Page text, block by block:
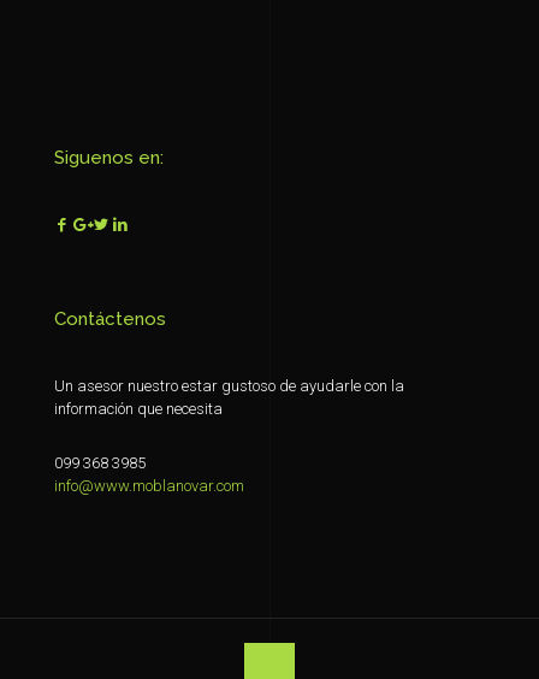
Siguenos en:
Contáctenos
Un asesor nuestro estar gustoso de ayudarle con la
información que necesita
099 368 3985
info@www.moblanovar.com